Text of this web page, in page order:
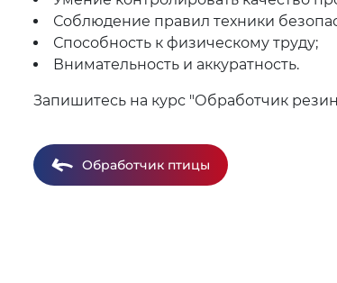
Соблюдение правил техники
Способность к физическому труду;
Внимательность и аккуратность.
Запишитесь на курс "Обработчик
Обработчик птицы